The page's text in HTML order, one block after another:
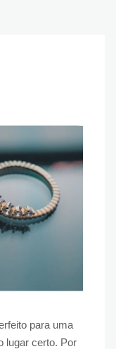
para uma
lugar certo. Por